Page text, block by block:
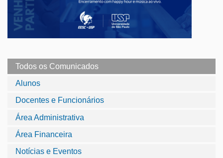
Todos os Comunicados
Alunos
Docentes e Funcionários
Área Administrativa
Área Financeira
Notícias e Eventos